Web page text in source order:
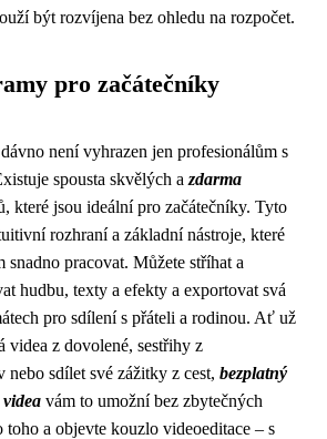
být rozvíjena bez ohledu na rozpočet.
pro začátečníky
není vyhrazen jen profesionálům s
spousta skvělých a zdarma
které jsou ideální pro začátečníky. Tyto
rozhraní a základní nástroje, které
snadno pracovat. Můžete stříhat a
hudbu, texty a efekty a exportovat svá
pro sdílení s přáteli a rodinou. Ať už
videa z dovolené, sestřihy z
nebo sdílet své zážitky z cest, bezplatný
vám to umožní bez zbytečných
toho a objevte kouzlo videoeditace – s